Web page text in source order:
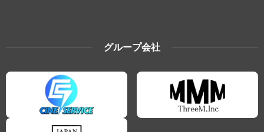
グループ会社